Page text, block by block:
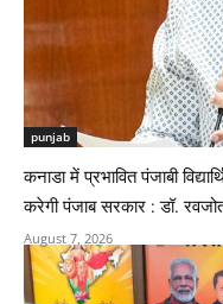
punjab
कनाडा में प्रभावित पंजाबी
करेगी पंजाब सरकार : डॉ.
August 7, 2026